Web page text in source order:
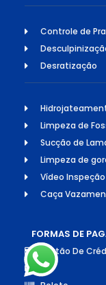
Controle de
Desratização
Limpeza de
Sucção de
Limpeza de
Vídeo Inspeção
Caça
FORMAS DE
Cartão De
Pix